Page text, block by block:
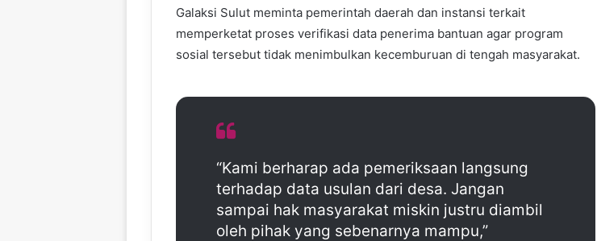
Galaksi Sulut meminta pemerintah daerah dan instansi terkait
memperketat proses verifikasi data penerima bantuan agar program
sosial tersebut tidak menimbulkan kecemburuan di tengah masyarakat.
“Kami berharap ada pemeriksaan langsung
terhadap data usulan dari desa. Jangan
sampai hak masyarakat miskin justru diambil
oleh pihak yang sebenarnya mampu,”